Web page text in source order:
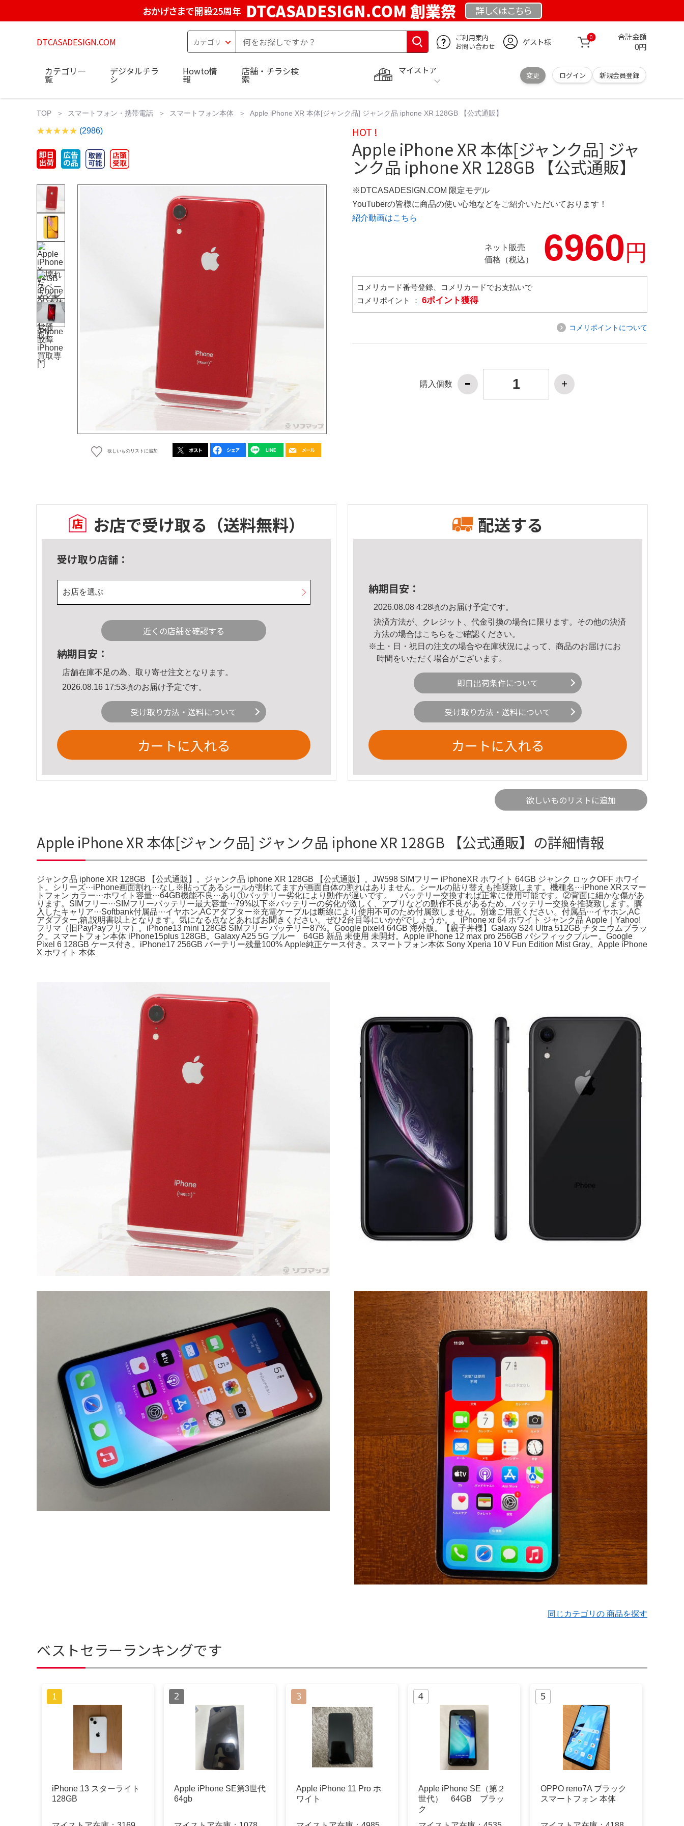
おかげさまで開設25周年 DTCASADESIGN.COM 創業祭 詳しくはこちら
DTCASADESIGN.COM
ご利用案内
お問い合わせ
ゲスト様 0 合計金額
0円
マイストア
変更 ログイン 新規会員登録
カテゴリ一
覧
デジタルチラ
シ
Howto情
報
店舗・チラシ検
索
TOP スマートフォン・携帯電話 スマートフォン本体 Apple iPhone XR 本体[ジャンク品] ジャンク品 iphone XR 128GB 【公式通販】
(2986)
欲しいものリストに追加
HOT !
Apple iPhone XR 本体[ジャンク品] ジャ
ンク品 iphone XR 128GB 【公式通販】
※DTCASADESIGN.COM 限定モデル
YouTuberの皆様に商品の使い心地などをご紹介いただいております！
紹介動画はこちら
ネット販売
価格（税込）
6960円
コメリカード番号登録、コメリカードでお支払いで
コメリポイント ： 6ポイント獲得
コメリポイントについて
購入個数
お店で受け取る （送料無料）
受け取り店舗：
お店を選ぶ
近くの店舗を確認する
納期目安：
店舗在庫不足の為、取り寄せ注文となります。
2026.08.16 17:53頃のお届け予定です。
受け取り方法・送料について
カートに入れる
配送する
納期目安：
2026.08.08 4:28頃のお届け予定です。
決済方法が、クレジット、代金引換の場合に限ります。その他の決済
方法の場合はこちら をご確認ください。
※土・日・祝日の注文の場合や在庫状況によって、商品のお届けにお
時間をいただく場合がございます。
即日出荷条件について
受け取り方法・送料について
カートに入れる
欲しいものリストに追加
Apple iPhone XR 本体[ジャンク品] ジャンク品 iphone XR 128GB 【公式通販】の詳細情報
ジャンク品 iphone XR 128GB 【公式通販】。ジャンク品 iphone XR 128GB 【公式通販】。JW598 SIMフリー iPhoneXR ホワイト 64GB ジャンク ロックOFF ホワイ
ト。シリーズ···iPhone画面割れ···なし※貼ってあるシールが割れてますが画面自体の割れはありません。シールの貼り替えも推奨致します。機種名···iPhone XRスマー
トフォン カラー···ホワイト容量···64GB機能不良···あり①バッテリー劣化により動作が遅いです。 バッテリー交換すれば正常に使用可能です。②背面に細かな傷があ
ります。SIMフリー···SIMフリーバッテリー最大容量···79%以下※バッテリーの劣化が激しく、アプリなどの動作不良があるため、バッテリー交換を推奨致します。購
入したキャリア···Softbank付属品···イヤホン,ACアダプター※充電ケーブルは断線により使用不可のため付属致しません。別途ご用意ください。付属品···イヤホン,AC
アダプター,箱,説明書以上となります。気になる点などあればお聞きください。ぜひ2台目等にいかがでしょうか。。iPhone xr 64 ホワイト ジャンク品 Apple｜Yahoo!
フリマ（旧PayPayフリマ）。iPhone13 mini 128GB SIMフリー バッテリー87%。Google pixel4 64GB 海外版。【親子丼様】Galaxy S24 Ultra 512GB チタニウムブラッ
ク。スマートフォン本体 iPhone15plus 128GB。Galaxy A25 5G ブルー 64GB 新品 未使用 未開封。Apple iPhone 12 max pro 256GB パシフィックブルー。Google
Pixel 6 128GB ケース付き。iPhone17 256GB バーテリー残量100% Apple純正ケース付き。スマートフォン本体 Sony Xperia 10 V Fun Edition Mist Gray。Apple iPhone
X ホワイト 本体
同じカテゴリの 商品を探す
ベストセラーランキングです
iPhone 13 スターライト
128GB
Apple iPhone SE第3世代
64gb
Apple iPhone 11 Pro ホ
ワイト
Apple iPhone SE（第２
世代） 64GB ブラッ
ク
OPPO reno7A ブラック
スマートフォン 本体